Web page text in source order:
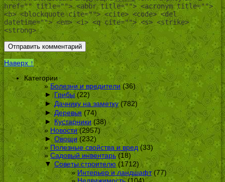
href="" title=""> <abbr title=""> <acronym title="">
<b> <blockquote cite=""> <cite> <code> <del
datetime=""> <em> <i> <q cite=""> <s> <strike>
<strong>
Наверх ↑
Категории
Болезни и вредители (36)
► Грибы(22)
► Дачнику на заметку(782)
► Деревья (74)
► Кустарники (38)
Новости(2957)
► Овощи(232)
Полезные свойства и вред(33)
Садовый инвентарь(18)
▼ Советы строителю (1712)
Интерьер и ландшафт(77)
Недвижимость(104)